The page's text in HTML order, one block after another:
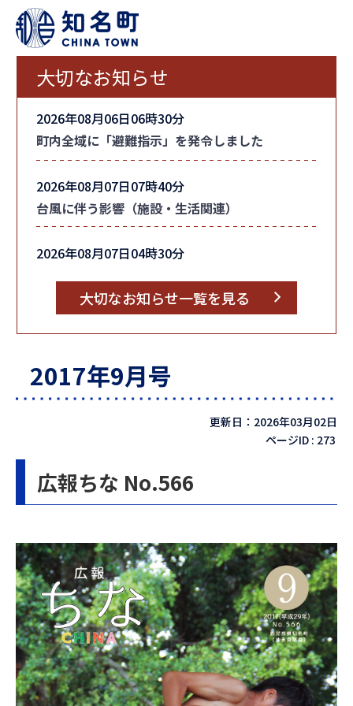
大切なお知らせ
2026年08月06日06時30分
町内全域に「避難指示」を発令しました
2026年08月07日07時40分
台風に伴う影響（施設・生活関連）
2026年08月07日04時30分
大切なお知らせ一覧を見る
2017年9月号
更新日：2026年03月02日
ページID : 273
広報ちな No.566